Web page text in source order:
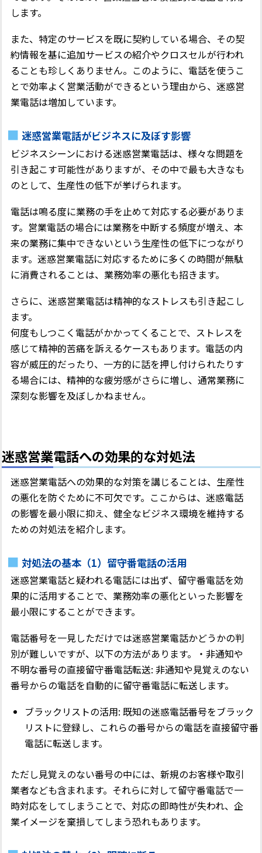
します。
また、特定のサービスを既に契約している場合、その契
約情報を基に追加サービスの紹介やクロスセルが行われ
ることも珍しくありません。このように、電話を使うこ
とで効率よく営業活動ができるという理由から、迷惑営
業電話は増加しています。
迷惑営業電話がビジネスに及ぼす影響
ビジネスシーンにおける迷惑営業電話は、様々な問題を
引き起こす可能性がありますが、その中で最も大きなも
のとして、生産性の低下が挙げられます。
電話は鳴る度に業務の手を止めて対応する必要がありま
す。営業電話の場合には業務を中断する頻度が増え、本
来の業務に集中できないという生産性の低下につながり
ます。迷惑営業電話に対応するために多くの時間が無駄
に消費されることは、業務効率の悪化も招きます。
さらに、迷惑営業電話は精神的なストレスも引き起こし
ます。
何度もしつこく電話がかかってくることで、ストレスを
感じて精神的苦痛を訴えるケースもあります。電話の内
容が威圧的だったり、一方的に話を押し付けられたりす
る場合には、精神的な疲労感がさらに増し、通常業務に
深刻な影響を及ぼしかねません。
迷惑営業電話への効果的な対処法
迷惑営業電話への効果的な対策を講じることは、生産性
の悪化を防ぐために不可欠です。ここからは、迷惑電話
の影響を最小限に抑え、健全なビジネス環境を維持する
ための対処法を紹介します。
対処法の基本（1）留守番電話の活用
迷惑営業電話と疑われる電話には出ず、留守番電話を効
果的に活用することで、業務効率の悪化といった影響を
最小限にすることができます。
電話番号を一見しただけでは迷惑営業電話かどうかの判
別が難しいですが、以下の方法があります。・非通知や
不明な番号の直接留守番電話転送: 非通知や見覚えのない
番号からの電話を自動的に留守番電話に転送します。
ブラックリストの活用: 既知の迷惑電話番号をブラック
リストに登録し、これらの番号からの電話を直接留守番
電話に転送します。
ただし見覚えのない番号の中には、新規のお客様や取引
業者なども含まれます。それらに対して留守番電話で一
時対応をしてしまうことで、対応の即時性が失われ、企
業イメージを棄損してしまう恐れもあります。